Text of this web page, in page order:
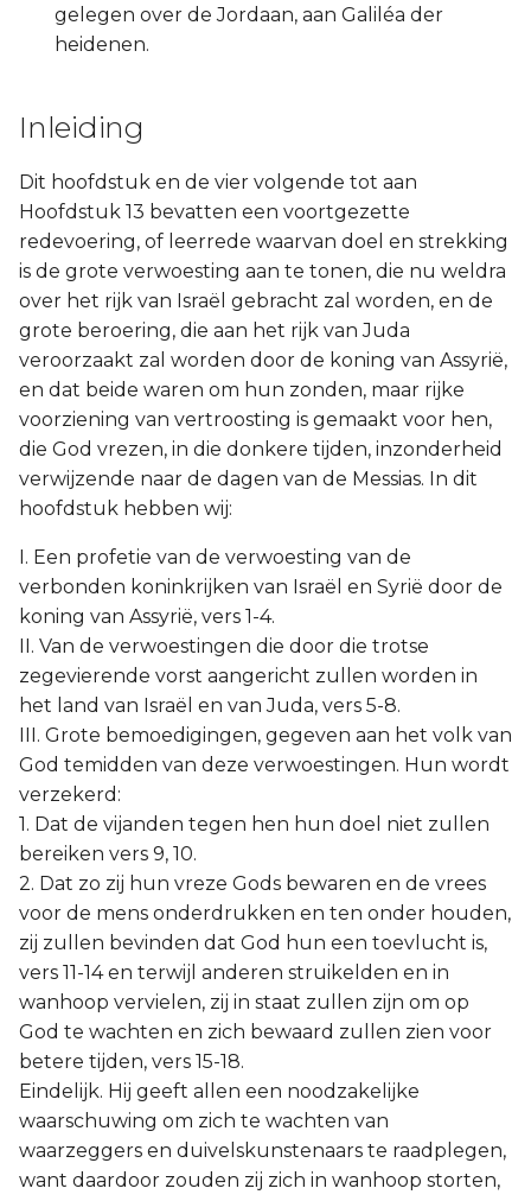
gelegen over de Jordaan, aan Galiléa der
heidenen.
Inleiding
Dit hoofdstuk en de vier volgende tot aan
Hoofdstuk 13 bevatten een voortgezette
redevoering, of leerrede waarvan doel en strekking
is de grote verwoesting aan te tonen, die nu weldra
over het rijk van Israël gebracht zal worden, en de
grote beroering, die aan het rijk van Juda
veroorzaakt zal worden door de koning van Assyrië,
en dat beide waren om hun zonden, maar rijke
voorziening van vertroosting is gemaakt voor hen,
die God vrezen, in die donkere tijden, inzonderheid
verwijzende naar de dagen van de Messias. In dit
hoofdstuk hebben wij:
I. Een profetie van de verwoesting van de
verbonden koninkrijken van Israël en Syrië door de
koning van Assyrië, vers 1-4.
II. Van de verwoestingen die door die trotse
zegevierende vorst aangericht zullen worden in
het land van Israël en van Juda, vers 5-8.
III. Grote bemoedigingen, gegeven aan het volk van
God temidden van deze verwoestingen. Hun wordt
verzekerd:
1. Dat de vijanden tegen hen hun doel niet zullen
bereiken vers 9, 10.
2. Dat zo zij hun vreze Gods bewaren en de vrees
voor de mens onderdrukken en ten onder houden,
zij zullen bevinden dat God hun een toevlucht is,
vers 11-14 en terwijl anderen struikelden en in
wanhoop vervielen, zij in staat zullen zijn om op
God te wachten en zich bewaard zullen zien voor
betere tijden, vers 15-18.
Eindelijk. Hij geeft allen een noodzakelijke
waarschuwing om zich te wachten van
waarzeggers en duivelskunstenaars te raadplegen,
want daardoor zouden zij zich in wanhoop storten,